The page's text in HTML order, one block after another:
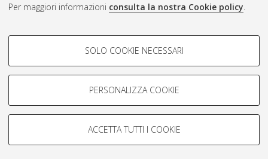
Per maggiori informazioni consulta la nostra Cookie policy.
COOKIE DI PROFILAZIONE -
Si tratta di cookie utilizzati per analizzare le caratteristiche della
navigazione degli utenti, creare profili in base al loro comportamento
Mostra cookie di profilazione
COOKIE TECNICI - NECESSARI
SOLO COOKIE NECESSARI
PERSONALIZZA COOKIE
ACCETTA TUTTI I COOKIE
ISSN: 2038-7946
Impostazioni Cookie
Informativa sulla privacy
Condizioni d’uso del sito